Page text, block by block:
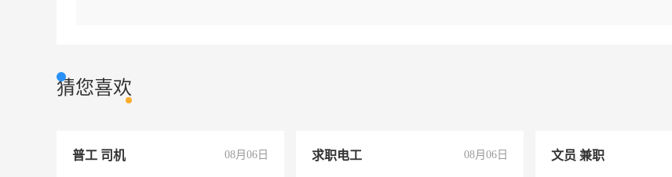
猜您喜欢
普工 司机 08月06日 求职电工 08月06日 文员 兼职